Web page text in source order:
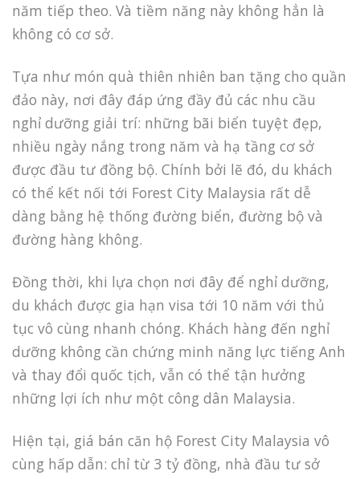
năm tiếp theo. Và tiềm năng này không hẳn là
không có cơ sở.
Tựa như món quà thiên nhiên ban tặng cho quần
đảo này, nơi đây đáp ứng đầy đủ các nhu cầu
nghỉ dưỡng giải trí: những bãi biển tuyệt đẹp,
nhiều ngày nắng trong năm và hạ tầng cơ sở
được đầu tư đồng bộ. Chính bởi lẽ đó, du khách
có thể kết nối tới Forest City Malaysia rất dễ
dàng bằng hệ thống đường biển, đường bộ và
đường hàng không.
Đồng thời, khi lựa chọn nơi đây để nghỉ dưỡng,
du khách được gia hạn visa tới 10 năm với thủ
tục vô cùng nhanh chóng. Khách hàng đến nghỉ
dưỡng không cần chứng minh năng lực tiếng Anh
và thay đổi quốc tịch, vẫn có thể tận hưởng
những lợi ích như một công dân Malaysia.
Hiện tại, giá bán căn hộ Forest City Malaysia vô
cùng hấp dẫn: chỉ từ 3 tỷ đồng, nhà đầu tư sở